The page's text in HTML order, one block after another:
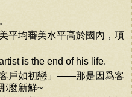
平均審美水平高於國內，項
is the end of his life.
客戶如初戀」——那是因爲客
麼新鮮~